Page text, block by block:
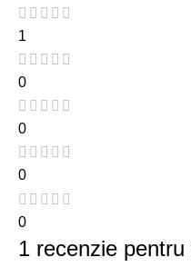
1
0
0
0
0
1 recenzie pentru